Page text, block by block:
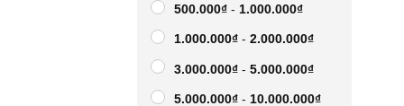
500.000₫ - 1.000.000₫
1.000.000₫ - 2.000.000₫
3.000.000₫ - 5.000.000₫
5.000.000₫ - 10.000.000₫